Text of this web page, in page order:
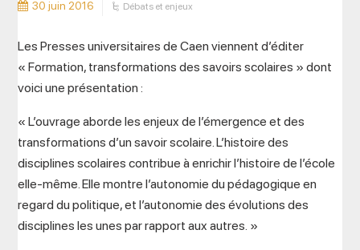
30 juin 2016 Débats et enjeux
Les Presses universitaires de Caen viennent d’éditer
« Formation, transformations des savoirs scolaires » dont
voici une présentation :
« L’ouvrage aborde les enjeux de l’émergence et des
transformations d’un savoir scolaire. L’histoire des
disciplines scolaires contribue à enrichir l’histoire de l’école
elle-même. Elle montre l’autonomie du pédagogique en
regard du politique, et l’autonomie des évolutions des
disciplines les unes par rapport aux autres. »